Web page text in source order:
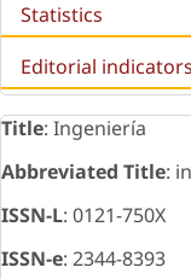
Statistics
Editorial
Title: Ingeniería
Abbreviated Title:
ISSN-L: 0121-750X
ISSN-e: 2344-8393